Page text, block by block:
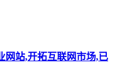
网站,开拓互联网市场,已